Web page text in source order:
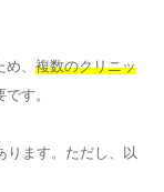
、 複数のクリニッ
す。
ります。ただし、以